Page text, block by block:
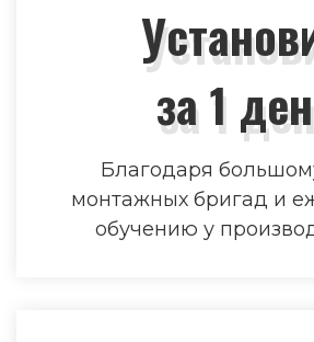
за 1
Благодаря
монтажных бригад и
обучению у